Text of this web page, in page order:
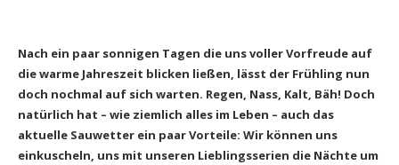
Nach ein paar sonnigen Tagen die uns voller Vorfreude auf
die warme Jahreszeit blicken ließen, lässt der Frühling nun
doch nochmal auf sich warten. Regen, Nass, Kalt, Bäh! Doch
natürlich hat – wie ziemlich alles im Leben – auch das
aktuelle Sauwetter ein paar Vorteile: Wir können uns
einkuscheln, uns mit unseren Lieblingsserien die Nächte um